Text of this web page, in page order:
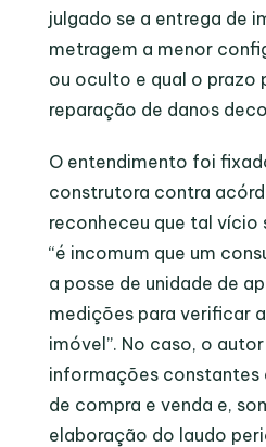
julgado se a entrega de
metragem a menor
ou oculto e qual o prazo
reparação de danos
O entendimento foi
construtora contra
reconheceu que tal vício
“é incomum que um
a posse de unidade de
medições para verificar
imóvel”. No caso, o
informações constantes
de compra e venda e,
elaboração do laudo